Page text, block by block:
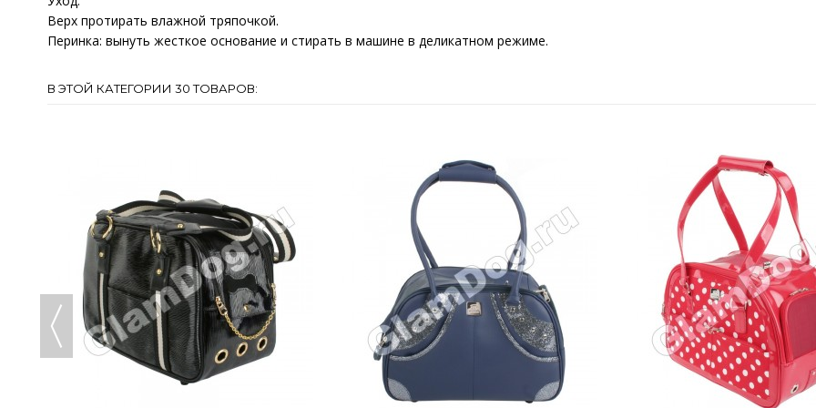
Верх протирать влажной тряпочкой.
Перинка: вынуть жесткое основание и стирать в машине в деликатном режиме.
В ЭТОЙ КАТЕГОРИИ 30 ТОВАРОВ: